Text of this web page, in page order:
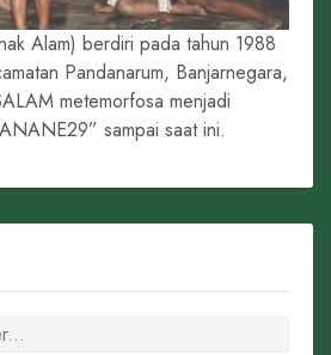
Alam) berdiri pada tahun 1988
Pandanarum, Banjarnegara,
metemorfosa menjadi
sampai saat ini.